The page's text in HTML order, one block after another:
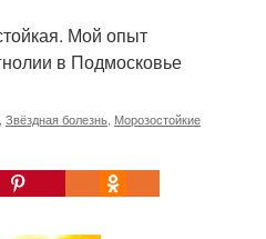
Звёздная болезнь Морозостойкие